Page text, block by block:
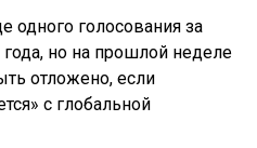
одного голосования за
но на прошлой неделе
отложено, если
с глобальной